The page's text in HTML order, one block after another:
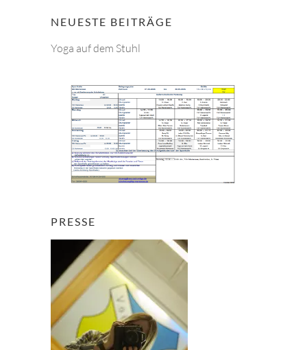
h
n
NEUESTE BEITRÄGE
Yoga auf dem Stuhl
PRESSE